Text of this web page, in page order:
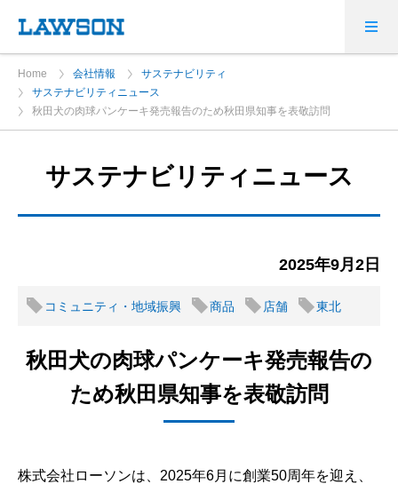
Home 会社情報
サステナビリティ
サステナビリティニュース
秋田犬の肉球パンケーキ発売報告のため秋田県知事を表敬訪問
サステナビリティニュース
2025年9月2日
コミュニティ・地域振興 商品 店舗 東北
秋田犬の肉球パンケーキ発売報告の
ため秋田県知事を表敬訪問
株式会社ローソンは、2025年6月に創業50周年を迎え、